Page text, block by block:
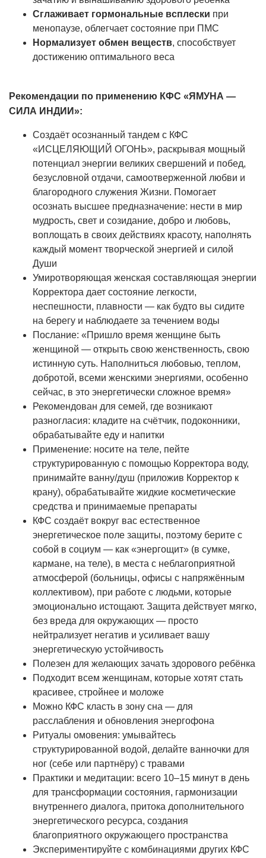
Сглаживает гормональные всплески при
менопаузе, облегчает состояние при ПМС
Нормализует обмен веществ, способствует
достижению оптимального веса
Рекомендации по применению КФС «ЯМУНА —
СИЛА ИНДИИ»:
Создаёт осознанный тандем с КФС
«ИСЦЕЛЯЮЩИЙ ОГОНЬ», раскрывая мощный
потенциал энергии великих свершений и побед,
безусловной отдачи, самоотверженной любви и
благородного служения Жизни. Помогает
осознать высшее предназначение: нести в мир
мудрость, свет и созидание, добро и любовь,
воплощать в своих действиях красоту, наполнять
каждый момент творческой энергией и силой
Души
Умиротворяющая женская составляющая энергии
Корректора дает состояние легкости,
неспешности, плавности — как будто вы сидите
на берегу и наблюдаете за течением воды
Послание: «Пришло время женщине быть
женщиной — открыть свою женственность, свою
истинную суть. Наполниться любовью, теплом,
добротой, всеми женскими энергиями, особенно
сейчас, в это энергетически сложное время»
Рекомендован для семей, где возникают
разногласия: кладите на счётчик, подоконники,
обрабатывайте еду и напитки
Применение: носите на теле, пейте
структурированную с помощью Корректора воду,
принимайте ванну/душ (приложив Корректор к
крану), обрабатывайте жидкие косметические
средства и принимаемые препараты
КФС создаёт вокруг вас естественное
энергетическое поле защиты, поэтому берите с
собой в социум — как «энергощит» (в сумке,
кармане, на теле), в места с неблагоприятной
атмосферой (больницы, офисы с напряжённым
коллективом), при работе с людьми, которые
эмоционально истощают. Защита действует мягко,
без вреда для окружающих — просто
нейтрализует негатив и усиливает вашу
энергетическую устойчивость
Полезен для желающих зачать здорового ребёнка
Подходит всем женщинам, которые хотят стать
красивее, стройнее и моложе
Можно КФС класть в зону сна — для
расслабления и обновления энергофона
Ритуалы омовения: умывайтесь
структурированной водой, делайте ванночки для
ног (себе или партнёру) с травами
Практики и медитации: всего 10–15 минут в день
для трансформации состояния, гармонизации
внутреннего диалога, притока дополнительного
энергетического ресурса, создания
благоприятного окружающего пространства
Экспериментируйте с комбинациями других КФС